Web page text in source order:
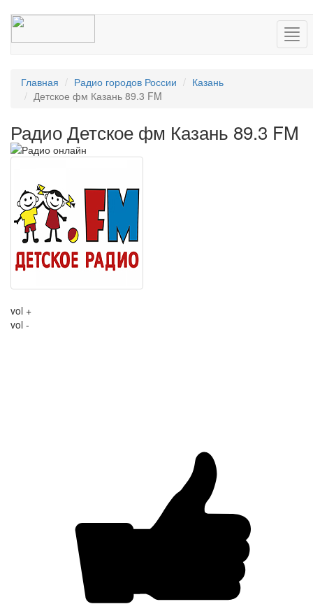
Главная Радио городов России
Казань
Детское фм Казань 89.3 FM
Радио Детское фм Казань 89.3 FM
vol +
vol -